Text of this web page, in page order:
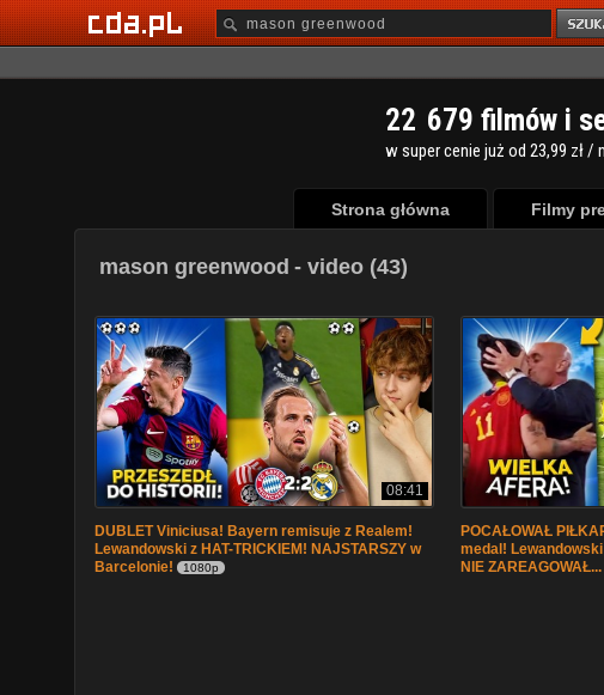
22 679 filmów i
w super cenie już od 23,99 zł /
Strona główna Filmy
mason greenwood - video (43)
08:41
DUBLET Viniciusa! Bayern remisuje z Realem!
Lewandowski z HAT-TRICKIEM! NAJSTARSZY w
Barcelonie!
1080p
POCAŁOWAŁ
medal! Lewandowski
NIE ZAREAGOWAŁ...